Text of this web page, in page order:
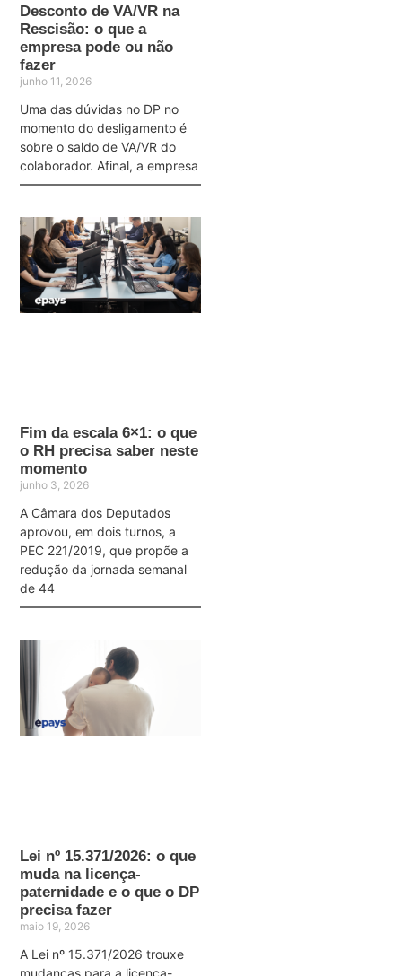
Desconto de VA/VR na
Rescisão: o que a
empresa pode ou não
fazer
junho 11, 2026
Uma das dúvidas no DP no
momento do desligamento é
sobre o saldo de VA/VR do
colaborador. Afinal, a empresa
Fim da escala 6×1: o que
o RH precisa saber neste
momento
junho 3, 2026
A Câmara dos Deputados
aprovou, em dois turnos, a
PEC 221/2019, que propõe a
redução da jornada semanal
de 44
Lei nº 15.371/2026: o que
muda na licença-
paternidade e o que o DP
precisa fazer
maio 19, 2026
A Lei nº 15.371/2026 trouxe
mudanças para a licença-